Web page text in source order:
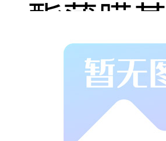
酯薄膜
特殊粘
制成，